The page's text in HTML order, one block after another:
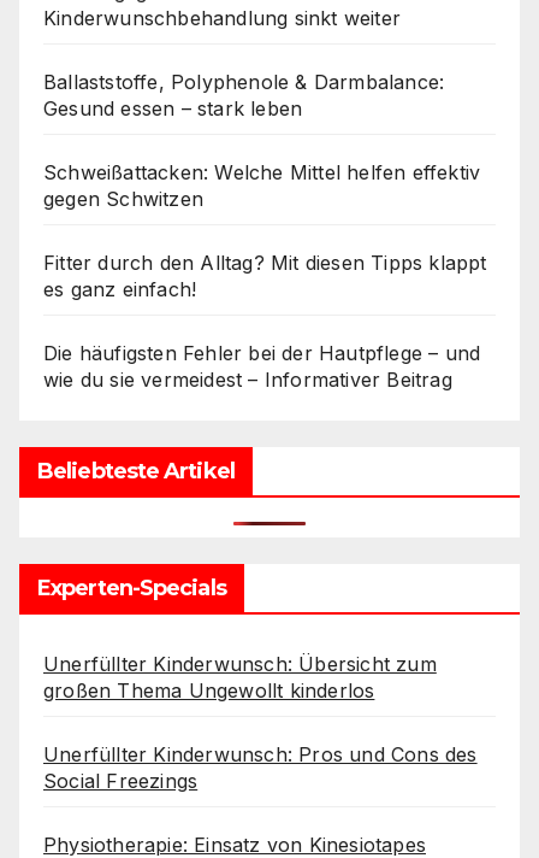
Kinderwunschbehandlung sinkt weiter
Ballaststoffe, Polyphenole & Darmbalance:
Gesund essen – stark leben
Schweißattacken: Welche Mittel helfen effektiv
gegen Schwitzen
Fitter durch den Alltag? Mit diesen Tipps klappt
es ganz einfach!
Die häufigsten Fehler bei der Hautpflege – und
wie du sie vermeidest – Informativer Beitrag
Beliebteste Artikel
Experten-Specials
Unerfüllter Kinderwunsch: Übersicht zum
großen Thema Ungewollt kinderlos
Unerfüllter Kinderwunsch: Pros und Cons des
Social Freezings
Physiotherapie: Einsatz von Kinesiotapes